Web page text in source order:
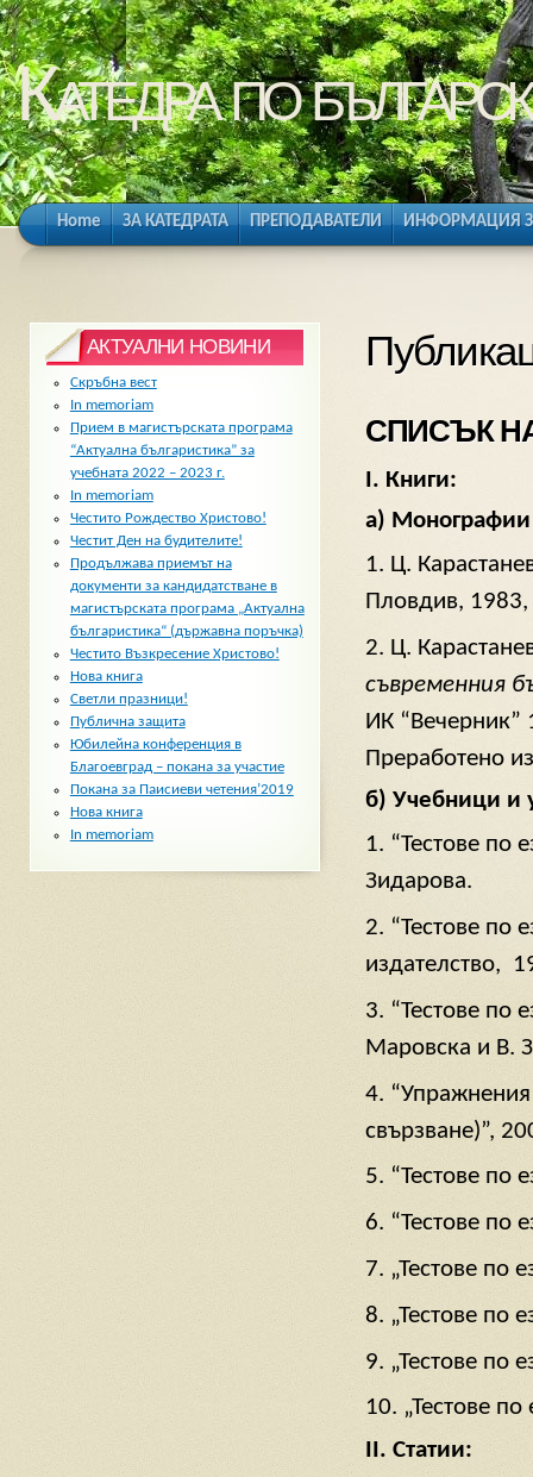
Катедра по
Home ЗА КАТЕДРАТА ПРЕПОДАВАТЕЛИ ИНФОРМАЦИЯ
СПИСЪК
I. Книги:
а) Монографии
1. Ц.
Пловдив, 1983,
2. Ц.
съвременния
ИК “Вечерник”
Преработено
б) Учебници и
1. “Тестове по
Зидарова.
2. “Тестове по
издателство,
3. “Тестове по
Маровска и В.
4. “Упражнения
свързване)”,
5. “Тестове по
6. “Тестове по
7. „Тестове по
8. „Тестове по
9. „Тестове по
10. „Тестове
II. Статии:
АКТУАЛНИ НОВИНИ
Скръбна вест
In memoriam
Прием в магистърската програма
“Актуална българистика” за
учебната 2022 – 2023 г.
In memoriam
Честито Рождество Христово!
Честит Ден на будителите!
Продължава приемът на
документи за кандидатстване в
магистърската програма „Актуална
българистика“ (държавна поръчка)
Честито Възкресение Христово!
Нова книга
Светли празници!
Публична защита
Юбилейна конференция в
Благоевград – покана за участие
Покана за Паисиеви четения’2019
Нова книга
In memoriam